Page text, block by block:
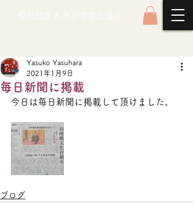
毎日新聞に掲載
Yasuko Yasuhara
2021年1月9日
今日は毎日新聞に掲載して頂けました。
ブログ